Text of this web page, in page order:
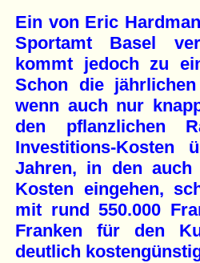
Ein von Eric
Sportamt Basel
kommt jedoch zu
Schon die
wenn auch nur
den pflanzlichen
Investitions-Kosten
Jahren, in den auch
Kosten eingehen,
mit rund 550.000
Franken für den
deutlich